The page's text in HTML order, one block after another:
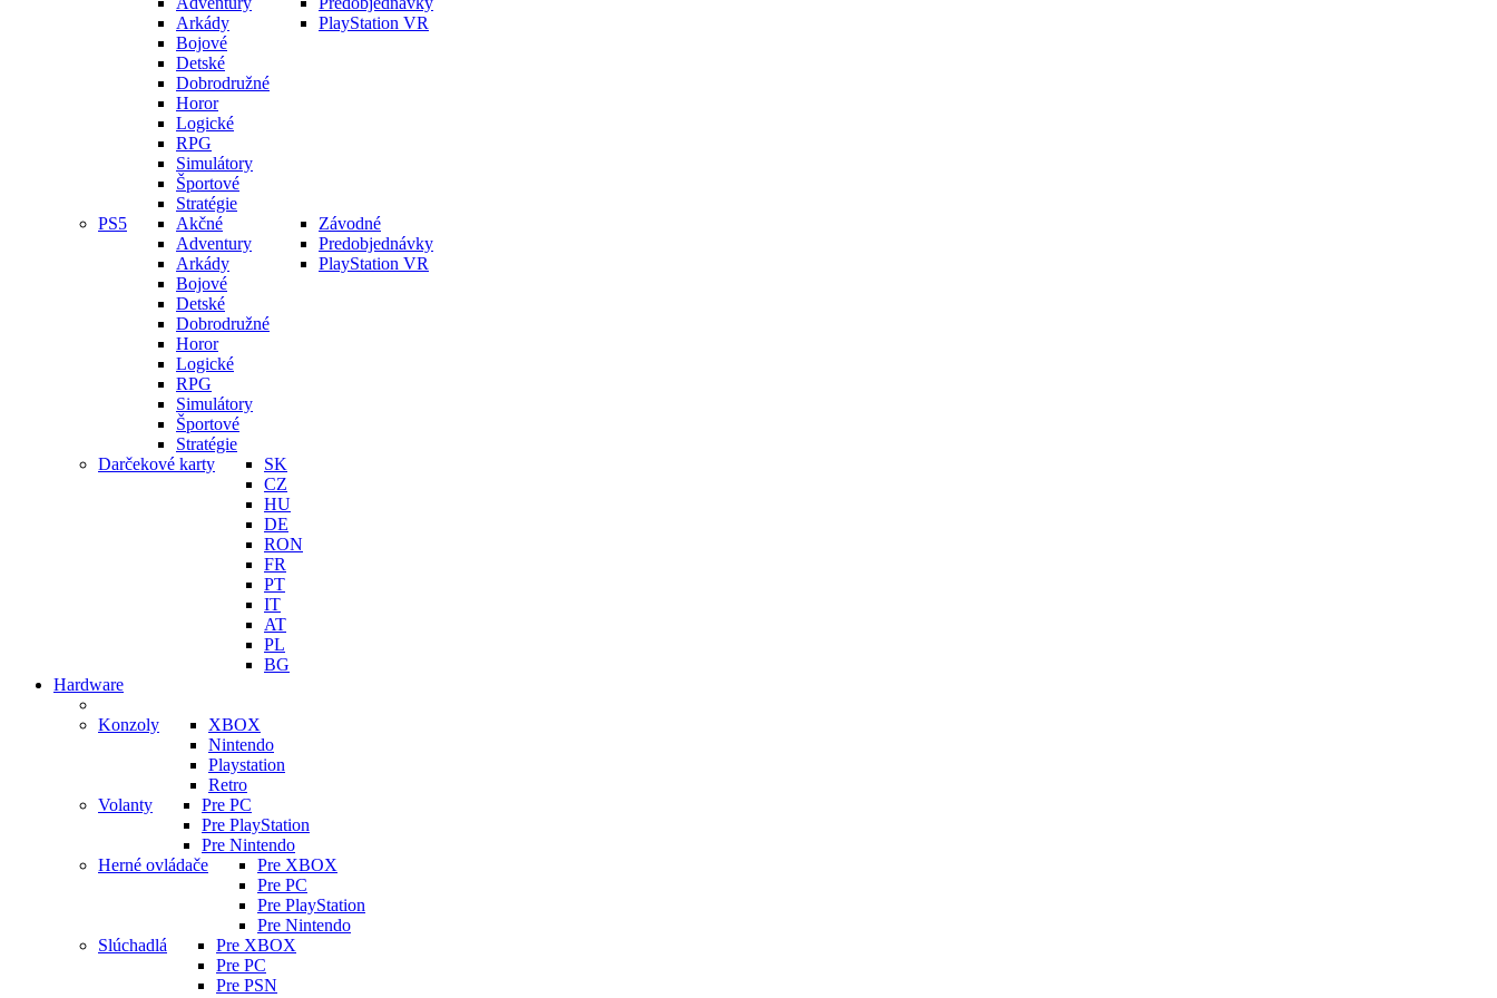
Arkády
Bojové
Detské
Dobrodružné
Horor
Logické
RPG
Simulátory
Športové
Stratégie
PlayStation VR
PS5
Akčné
Adventury
Arkády
Bojové
Detské
Dobrodružné
Horor
Logické
RPG
Simulátory
Športové
Stratégie
Závodné
Predobjednávky
PlayStation VR
Darčekové karty
SK
CZ
HU
DE
RON
FR
PT
IT
AT
PL
BG
Hardware
Konzoly
XBOX
Nintendo
Playstation
Retro
Volanty
Pre PC
Pre PlayStation
Pre Nintendo
Herné ovládače
Pre XBOX
Pre PC
Pre PlayStation
Pre Nintendo
Slúchadlá
Pre XBOX
Pre PC
Pre PSN